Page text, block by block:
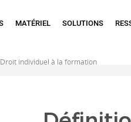
MATÉRIEL SOLUTIONS
individuel à la formation